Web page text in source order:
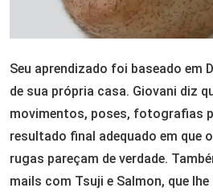
Seu aprendizado foi baseado em
de sua própria casa. Giovani diz
movimentos, poses, fotografias
resultado final adequado em que
rugas pareçam de verdade.
mails com Tsuji e Salmon, que